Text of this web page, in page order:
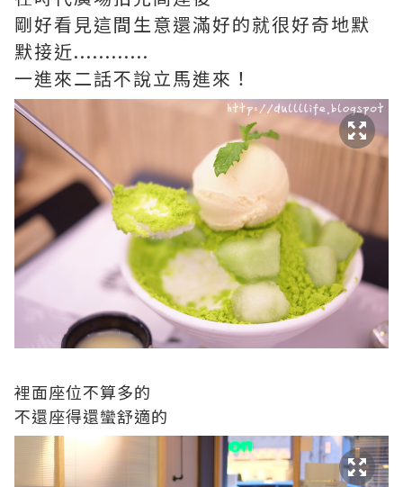
剛好看見這間生意還滿好的就很好奇地默
默接近............
一進來二話不說立馬進來！
裡面座位不算多的
不還座得還蠻舒適的